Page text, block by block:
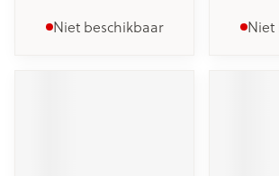
Niet beschikbaar Niet